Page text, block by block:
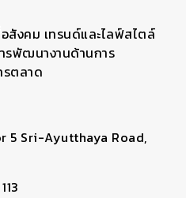
สังคม เทรนด์และไลฟ์สไตล์
รพัฒนางานด้านการ
รตลาด
5 Sri-Ayutthaya Road,